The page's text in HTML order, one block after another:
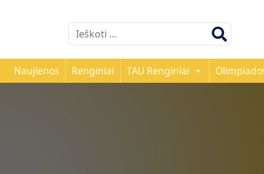
Ieškoti:
Naujienos Renginiai TAU Renginiai